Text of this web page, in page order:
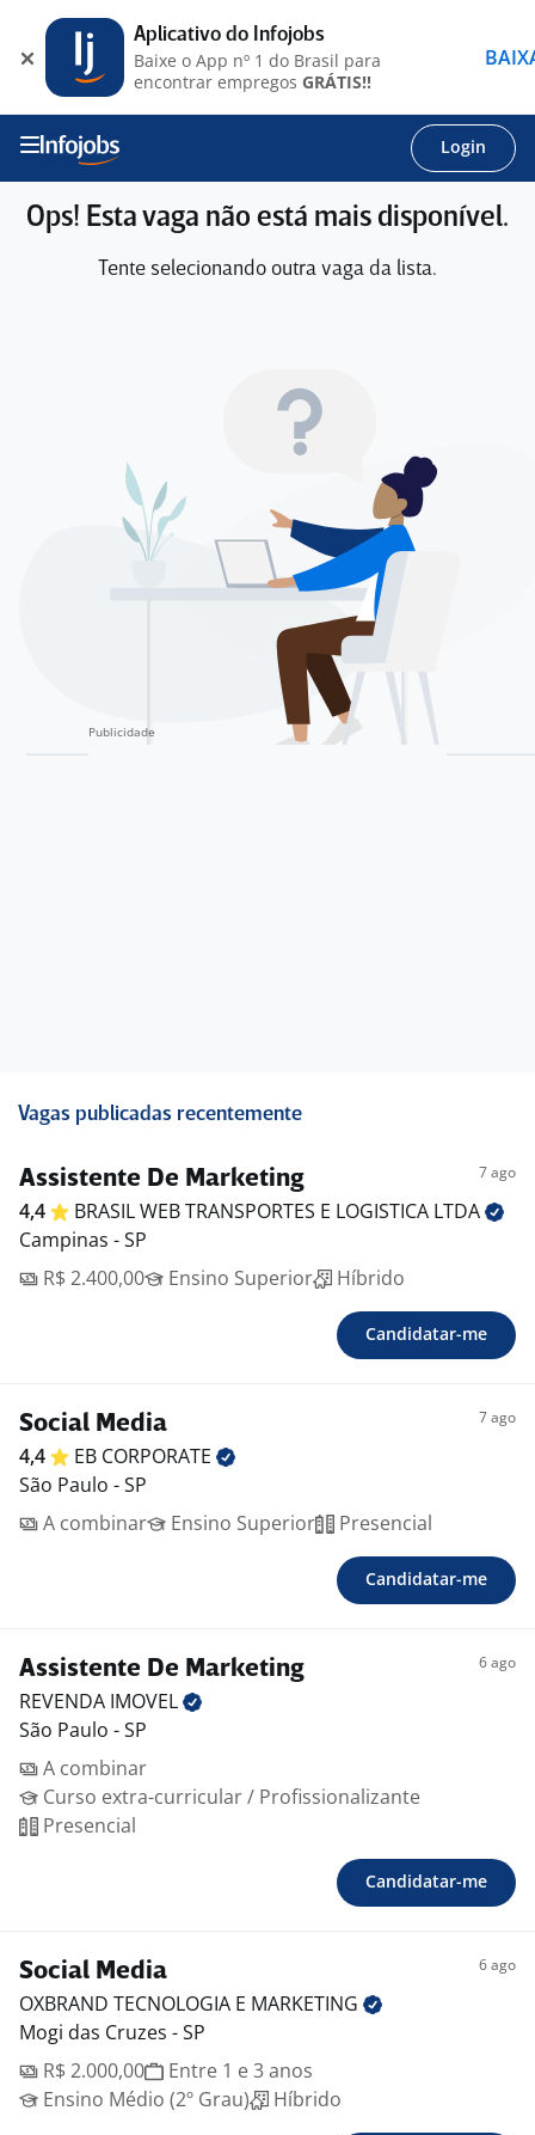
Login
Ops! Esta vaga não está mais disponível.
Tente selecionando outra vaga da lista.
Vagas publicadas recentemente
Assistente De Marketing 7 ago
4,4 BRASIL WEB TRANSPORTES E LOGISTICA LTDA
Campinas - SP
R$ 2.400,00
Ensino Superior Híbrido
Candidatar-me
Social Media 7 ago
4,4 EB CORPORATE
São Paulo - SP
A combinar
Ensino Superior Presencial
Candidatar-me
Assistente De Marketing 6 ago
REVENDA IMOVEL
São Paulo - SP
A combinar
Curso extra-curricular / Profissionalizante
Presencial
Candidatar-me
Social Media 6 ago
OXBRAND TECNOLOGIA E MARKETING
Mogi das Cruzes - SP
R$ 2.000,00
Entre 1 e 3 anos
Ensino Médio (2º Grau)
Híbrido
Aplicativo do Infojobs
Baixe o App nº 1 do Brasil para
encontrar empregos GRÁTIS!!